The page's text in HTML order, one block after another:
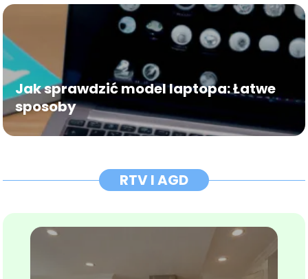
Jak sprawdzić model laptopa: Łatwe
sposoby
RTV I AGD